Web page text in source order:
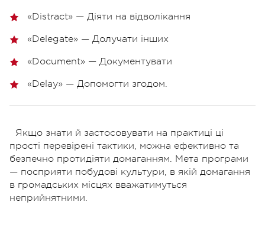
«Distract» — Діяти на відволікання
«Delegate» — Долучати інших
«Document» — Документувати
«Delay» — Допомогти згодом.
Якщо знати й застосовувати на практиці ці
прості перевірені тактики, можна ефективно та
безпечно протидіяти домаганням. Мета програми
— посприяти побудові культури, в якій домагання
в громадських місцях вважатимуться
неприйнятними.